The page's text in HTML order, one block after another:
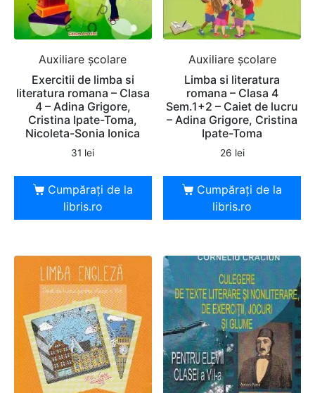
Auxiliare şcolare
Exercitii de limba si
literatura romana – Clasa
4 – Adina Grigore,
Cristina Ipate-Toma,
Nicoleta-Sonia Ionica
31 lei
Cumpărați de la
libris.ro
Auxiliare şcolare
Limba si literatura
romana – Clasa 4
Sem.1+2 – Caiet de lucru
– Adina Grigore, Cristina
Ipate-Toma
26 lei
Cumpărați de la
libris.ro